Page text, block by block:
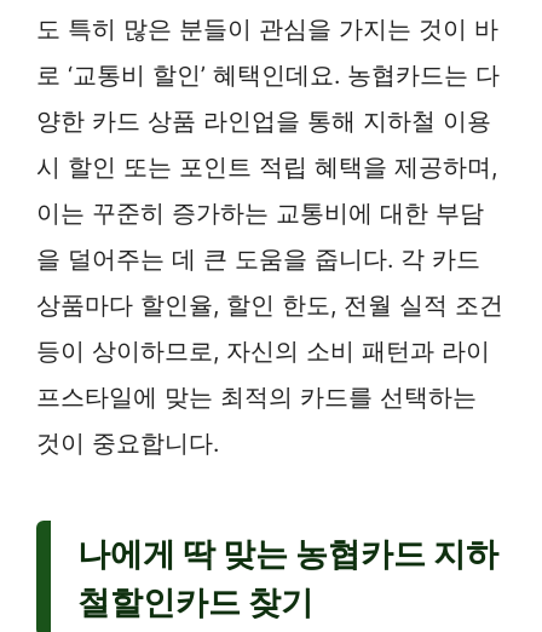
도 특히 많은 분들이 관심을 가지는 것이 바
로 ‘교통비 할인’ 혜택인데요. 농협카드는 다
양한 카드 상품 라인업을 통해 지하철 이용
시 할인 또는 포인트 적립 혜택을 제공하며,
이는 꾸준히 증가하는 교통비에 대한 부담
을 덜어주는 데 큰 도움을 줍니다. 각 카드
상품마다 할인율, 할인 한도, 전월 실적 조건
등이 상이하므로, 자신의 소비 패턴과 라이
프스타일에 맞는 최적의 카드를 선택하는
것이 중요합니다.
나에게 딱 맞는 농협카드 지하
철할인카드 찾기